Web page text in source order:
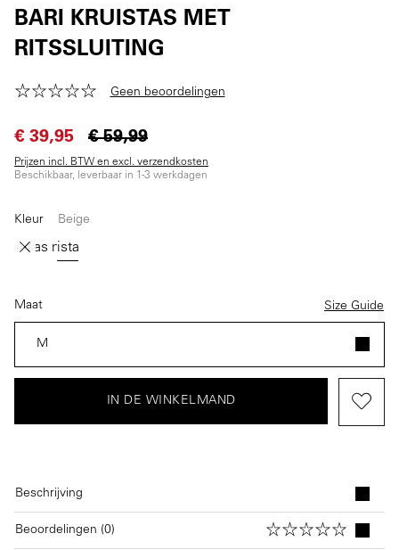
BARI KRUISTAS MET
RITSSLUITING
Geen beoordelingen
€ 39,95 € 59,99
Prijzen incl. BTW en excl. verzendkosten
Beschikbaar, leverbaar in 1-3 werkdagen
Kleur Beige
Groen
(Deze optie is momenteel niet beschikbaar.)
GrijsBeige
Maat Size Guide
M
IN DE WINKELMAND
Beschrijving
Beoordelingen (0)